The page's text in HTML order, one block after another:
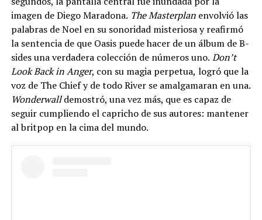
imagen de Diego Maradona. The Masterplan envolvió las
palabras de Noel en su sonoridad misteriosa y reafirmó
la sentencia de que Oasis puede hacer de un álbum de B-
sides una verdadera colección de números uno. Don’t
Look Back in Anger, con su magia perpetua, logró que la
voz de The Chief y de todo River se amalgamaran en una.
Wonderwalldemostró, una vez más, que es capaz de
seguir cumpliendo el capricho de sus autores: mantener
al britpop en la cima del mundo.